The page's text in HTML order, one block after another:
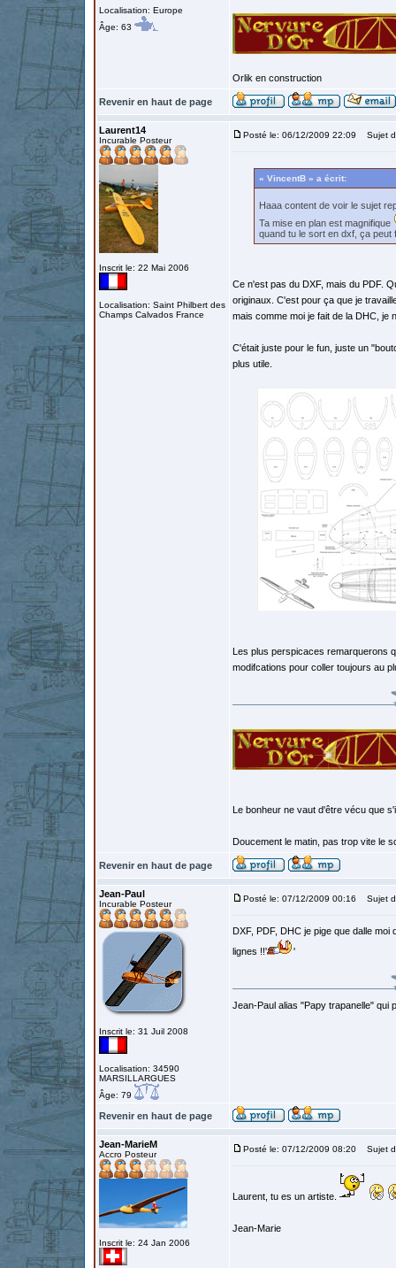
Localisation: Europe
Âge: 63
Orlik en construction
Revenir en haut de page
Laurent14
Incurable Posteur
Inscrit le: 22 Mai 2006
Localisation: Saint Philbert des
Champs Calvados France
Posté le: 06/12/2009 22:09 Sujet
« VincentB » a écrit:
Haaa content de voir le sujet
Ta mise en plan est magnifique
quand tu le sort en dxf, ça
Ce n'est pas du DXF, mais du PDF.
originaux. C'est pour ça que je
mais comme moi je fait de la DHC, je
C'était juste pour le fun, juste un
plus utile.
Les plus perspicaces remarquerons
modifcations pour coller toujours au
Le bonheur ne vaut d'être vécu que
Doucement le matin, pas trop vite le
Revenir en haut de page
Jean-Paul
Incurable Posteur
Inscrit le: 31 Juil 2008
Localisation: 34590
MARSILLARGUES
Âge: 79
Posté le: 07/12/2009 00:16 Sujet
DXF, PDF, DHC je pige que dalle
lignes !!'
'
Jean-Paul alias "Papy trapanelle" qui
Revenir en haut de page
Jean-MarieM
Accro Posteur
Inscrit le: 24 Jan 2006
Posté le: 07/12/2009 08:20 Sujet
Laurent, tu es un artiste.
Jean-Marie